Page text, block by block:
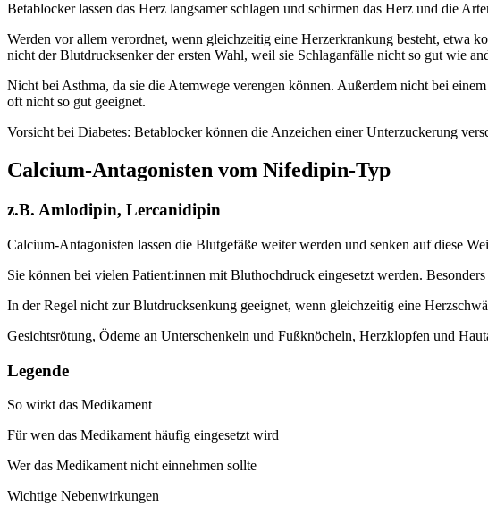
Betablocker lassen das Herz langsamer schlagen und schirmen das Herz und die
Werden vor allem verordnet, wenn gleichzeitig eine Herzerkrankung besteht, etwa
nicht der Blutdrucksenker der ersten Wahl, weil sie Schlaganfälle nicht so gut wie
Nicht bei Asthma, da sie die Atemwege verengen können. Außerdem nicht bei
oft nicht so gut geeignet.
Vorsicht bei Diabetes: Betablocker können die Anzeichen einer Unterzuckerung
Calcium-Antagonisten vom Nifedipin-Typ
z.B. Amlodipin, Lercanidipin
Calcium-Antagonisten lassen die Blutgefäße weiter werden und senken auf diese
Sie können bei vielen Patient:innen mit Bluthochdruck eingesetzt werden.
In der Regel nicht zur Blutdrucksenkung geeignet, wenn gleichzeitig eine
Gesichtsrötung, Ödeme an Unterschenkeln und Fußknöcheln, Herzklopfen und
Legende
So wirkt das Medikament
Für wen das Medikament häufig eingesetzt wird
Wer das Medikament nicht einnehmen sollte
Wichtige Nebenwirkungen